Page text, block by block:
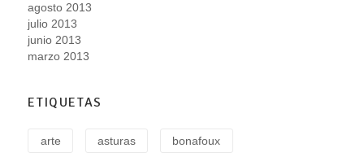
agosto 2013
julio 2013
junio 2013
marzo 2013
ETIQUETAS
arte asturas bonafoux